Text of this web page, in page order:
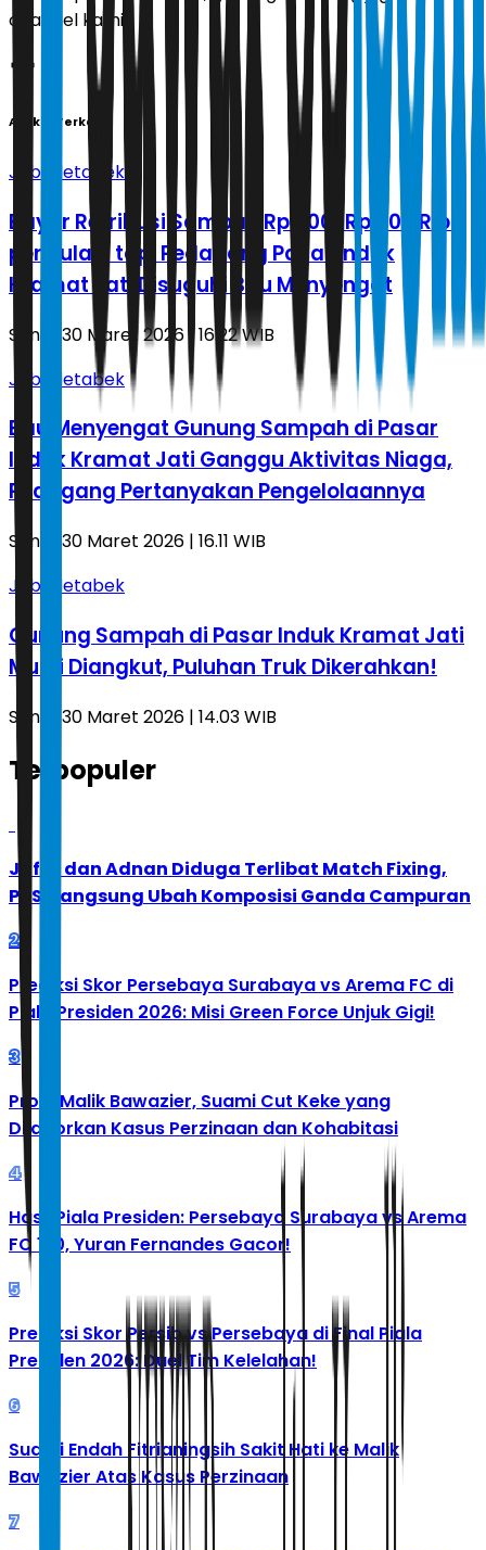
channel kami!
Artikel Terkait
Jabodetabek
Bayar Retribusi Sampah Rp 600-Rp 900 Ribu
per Bulan, tapi Pedagang Pasar Induk
Kramat Jati Disuguhi Bau Menyengat
Senin, 30 Maret 2026 | 16.22 WIB
Jabodetabek
Bau Menyengat Gunung Sampah di Pasar
Induk Kramat Jati Ganggu Aktivitas Niaga,
Pedagang Pertanyakan Pengelolaannya
Senin, 30 Maret 2026 | 16.11 WIB
Jabodetabek
Gunung Sampah di Pasar Induk Kramat Jati
Mulai Diangkut, Puluhan Truk Dikerahkan!
Senin, 30 Maret 2026 | 14.03 WIB
Terpopuler
Jafar dan Adnan Diduga Terlibat Match Fixing,
PBSI Langsung Ubah Komposisi Ganda Campuran
2
Prediksi Skor Persebaya Surabaya vs Arema FC di
Piala Presiden 2026: Misi Green Force Unjuk Gigi!
3
Profil Malik Bawazier, Suami Cut Keke yang
Dilaporkan Kasus Perzinaan dan Kohabitasi
4
Hasil Piala Presiden: Persebaya Surabaya vs Arema
FC 1-0, Yuran Fernandes Gacor!
5
Prediksi Skor Persib vs Persebaya di Final Piala
Presiden 2026: Duel Tim Kelelahan!
6
Suami Endah Fitrianingsih Sakit Hati ke Malik
Bawazier Atas Kasus Perzinaan
7